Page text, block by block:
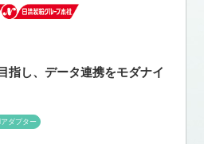
指し、データ連携をモダナイ
ダプター